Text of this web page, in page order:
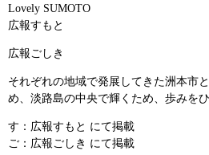
Lovely SUMOTO
広報すもと
広報ごしき
それぞれの地域で発展してきた洲本市
め、淡路島の中央で輝くため、歩みをひ
す：広報すもと にて掲載
ご：広報ごしき にて掲載